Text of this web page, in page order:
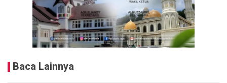
Baca Lainnya